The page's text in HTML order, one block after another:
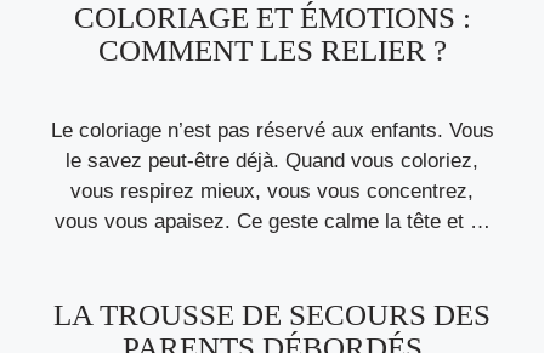
COLORIAGE ET ÉMOTIONS :
COMMENT LES RELIER ?
Le coloriage n’est pas réservé aux enfants. Vous
le savez peut-être déjà. Quand vous coloriez,
vous respirez mieux, vous vous concentrez,
vous vous apaisez. Ce geste calme la tête et …
LA TROUSSE DE SECOURS DES